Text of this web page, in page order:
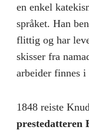
en enkel
språket. Han
flittig og har
skisser fra
arbeider finnes i
1848 reiste
prestedatteren